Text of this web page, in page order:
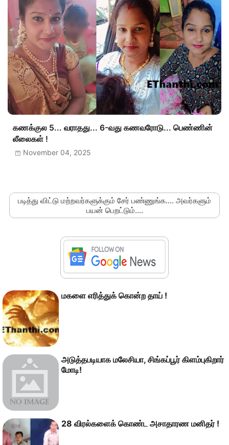
கணக்குல 5... வராதது... 6-வது கணவரோடு... பெண்ணின்
லீலைகள் !
November 04, 2025
படித்து விட்டு மற்றவர்களுக்கும் சேர் பண்ணுங்க.... அவர்களும்
பயன் பெறட்டும்....
மகளை எரித்துக் கொன்ற தாய் !
அடுத்தபடியாக மலேசியா, சிங்கப்பூர் கிளம்புகிறார்
மோடி!
28 விரல்களைக் கொண்ட அசாதாரண மனிதர் !